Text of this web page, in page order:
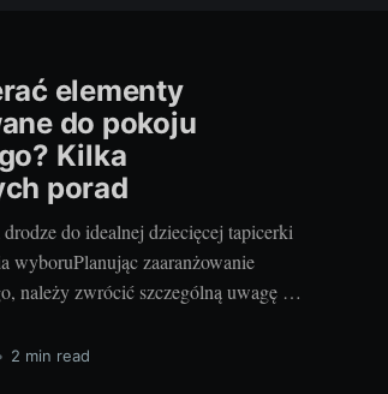
elementy
do pokoju
Kilka
porad
do idealnej dziecięcej tapicerki
wyboruPlanując zaaranżowanie
należy zwrócić szczególną uwagę na
elementów tapicerowanych. Są one
stylistycznym, ale również
2 min read